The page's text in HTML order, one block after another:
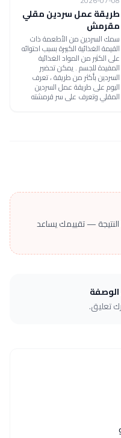
طريقة عمل سردين مقلي
مقرمش
سمك السردين من الأطعمة ذات
القيمة الغذائية الكبيرة بسبب احتوائه
على الكثير من المواد الغذائية
المفيدة للجسم . يمكن تحضير
السردين بأكثر من طريقة ، تعرف
اليوم على طريقة عمل السردين
المقلي وتعرف على سر قرمشته
— تقييمك يساعد
تعليق.